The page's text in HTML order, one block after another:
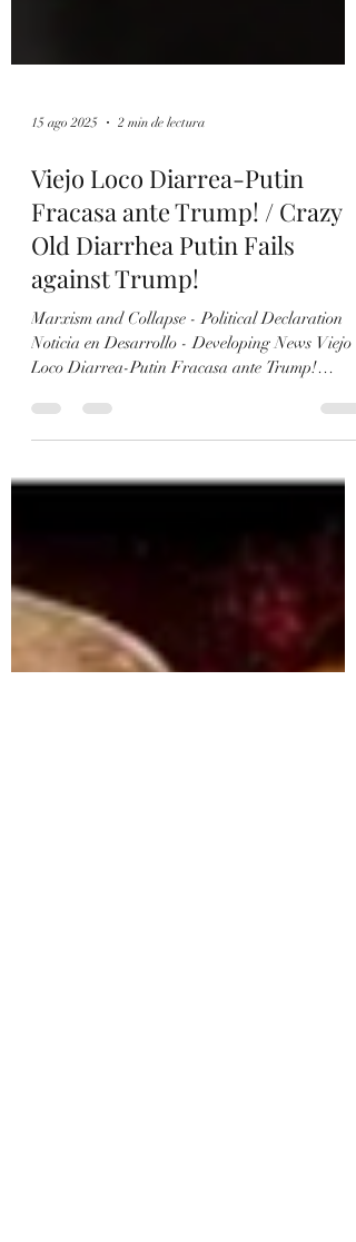
15 ago 2025 2 min de lectura
Viejo Loco Diarrea-Putin
Fracasa ante Trump! / Crazy
Old Diarrhea Putin Fails
against Trump!
Marxism and Collapse - Political Declaration
Crazy...